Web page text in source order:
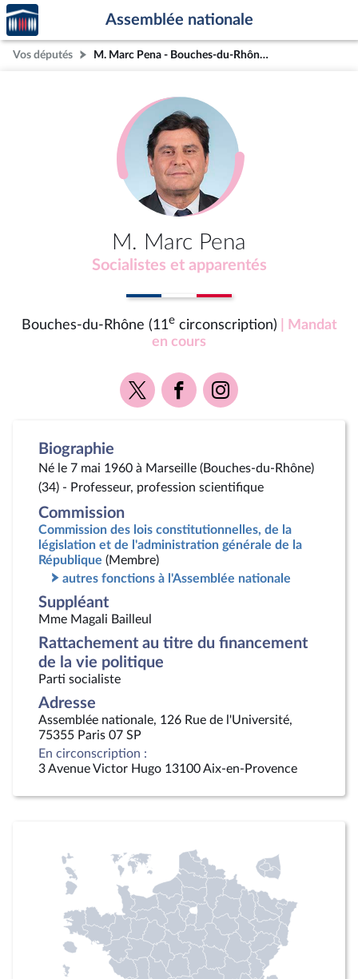
Aller au contenu
Aller en bas de la page
Accèder
à la
page
d'accueil
Assemblée nationale
Vos députés M. Marc Pena - Bouches-du-Rhône (11e circonscription)
M. Marc Pena
Socialistes et apparentés
Bouches-du-Rhône (11ecirconscription)
| Mandat
en cours
Voir
la
Voir
la
Voir
la
Biographie
Né le 7 mai 1960 à Marseille (Bouches-du-Rhône)
(34) - Professeur, profession scientifique
Commission
Commission des lois constitutionnelles, de la
législation et de l'administration générale de la
République (Membre)
autres fonctions à l'Assemblée nationale
Suppléant
Mme Magali Bailleul
Rattachement au titre du financement
de la vie politique
Parti socialiste
Adresse
Assemblée nationale, 126 Rue de l'Université,
75355 Paris 07 SP
En circonscription :
3 Avenue Victor Hugo 13100 Aix-en-Provence